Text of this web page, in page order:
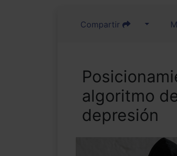
Compartir
algoritmo
depresión